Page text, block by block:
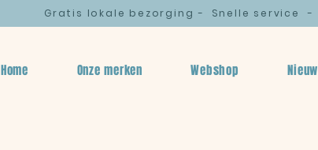
Gratis lokale bezorging- Snelle service-
Home Onze merken Webshop Nieuw